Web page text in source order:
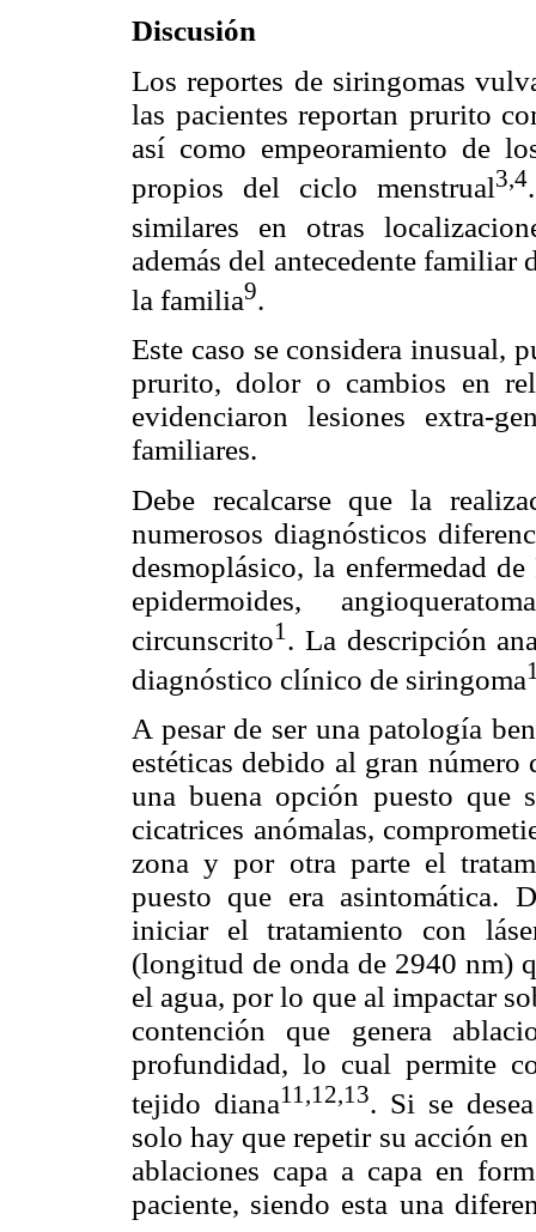
Discusión
Los reportes de siringomas
las pacientes reportan prurito
así como empeoramiento de
propios del ciclo menstrual3,4
similares en otras
además del antecedente familiar
la familia9.
Este caso se considera inusual,
prurito, dolor o cambios en
evidenciaron lesiones extra-
familiares.
Debe recalcarse que la
numerosos diagnósticos
desmoplásico, la enfermedad
epidermoides,
circunscrito1 . La descripción
diagnóstico clínico de siringoma
A pesar de ser una patología
estéticas debido al gran número
una buena opción puesto que
cicatrices anómalas,
zona y por otra parte el
puesto que era asintomática.
iniciar el tratamiento con
(longitud de onda de 2940 nm)
el agua, por lo que al impactar
contención que genera
profundidad, lo cual permite
tejido diana11,12,13. Si se
solo hay que repetir su acción
ablaciones capa a capa en
paciente, siendo esta una